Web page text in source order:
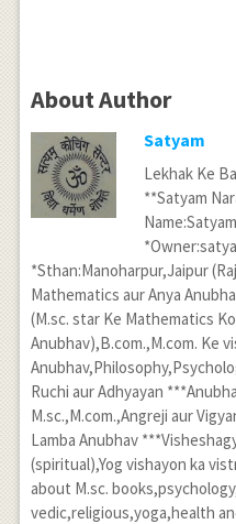
About Author
Satyam
Lekhak Ke
**Satyam
*Sthan:Manoharpur,Jaipur
Mathematics aur Anya
(M.sc. star Ke Mathematics
Anubhav),B.com.,M.com. Ke
Ruchi aur Adhyayan
M.sc.,M.com.,Angreji aur
Lamba Anubhav
(spiritual),Yog vishayon ka
about M.sc.
vedic,religious,yoga,health